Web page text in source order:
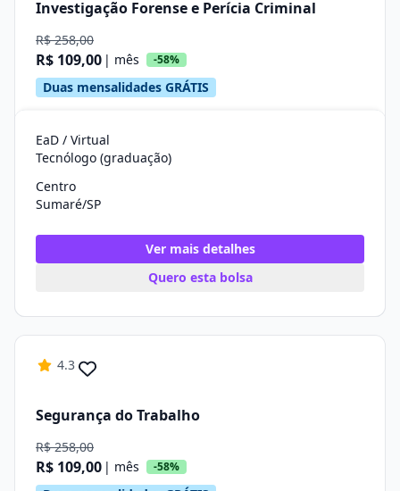
Investigação Forense e Perícia Criminal
R$ 258,00
R$ 109,00 | mês -58%
Duas mensalidades GRÁTIS
EaD / Virtual
Tecnólogo (graduação)
Centro
Sumaré/SP
Ver mais detalhes
Quero esta bolsa
4.3
Segurança do Trabalho
R$ 258,00
R$ 109,00 | mês -58%